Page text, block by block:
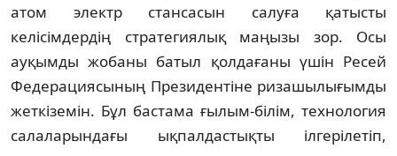
атом электр стансасын салуға қа­тысты
келісімдердің стратегиялық маңы­зы зор. Осы
ауқымды жобаны батыл қол­дағаны үшін Ресей
Федерациясының Пре­зидентіне ризашылығымды
жеткі­зе­мін. Бұл бастама ғылым-білім, технология
салаларындағы ықпалдастықты ілгеріле­тіп,